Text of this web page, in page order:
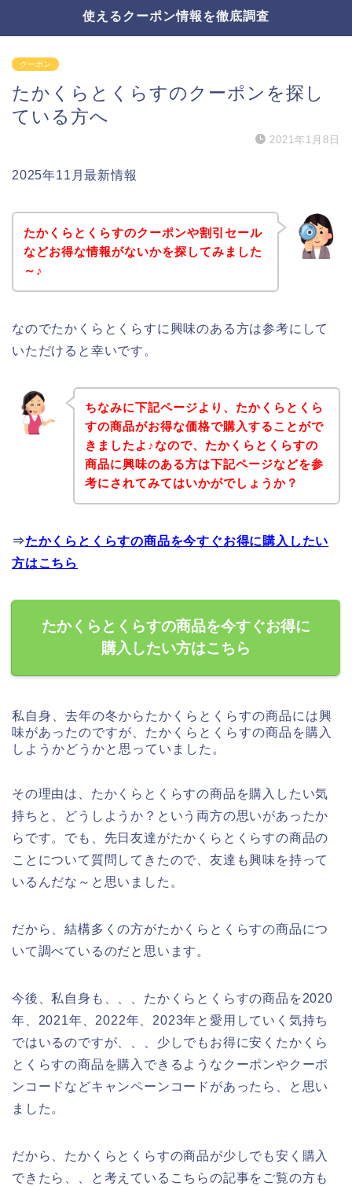
使えるクーポン情報を徹底調査
クーポン
たかくらとくらすのクーポンを探し
ている方へ
2021年1月8日
2025年11月最新情報
たかくらとくらすのクーポンや割引セール
などお得な情報がないかを探してみました
～♪
なのでたかくらとくらすに興味のある方は参考にして
いただけると幸いです。
ちなみに下記ページより、たかくらとくら
すの商品がお得な価格で購入することがで
きましたよ♪なので、たかくらとくらすの
商品に興味のある方は下記ページなどを参
考にされてみてはいかがでしょうか？
⇒たかくらとくらすの商品を今すぐお得に購入したい
方はこちら
たかくらとくらすの商品を今すぐお得に
購入したい方はこちら
私自身、去年の冬からたかくらとくらすの商品には興
味があったのですが、たかくらとくらすの商品を購入
しようかどうかと思っていました。
その理由は、たかくらとくらすの商品を購入したい気
持ちと、どうしようか？という両方の思いがあったか
らです。でも、先日友達がたかくらとくらすの商品の
ことについて質問してきたので、友達も興味を持って
いるんだな～と思いました。
だから、結構多くの方がたかくらとくらすの商品につ
いて調べているのだと思います。
今後、私自身も、、、たかくらとくらすの商品を2020
年、2021年、2022年、2023年と愛用していく気持ち
ではいるのですが、、、少しでもお得に安くたかくら
とくらすの商品を購入できるようなクーポンやクーポ
ンコードなどキャンペーンコードがあったら、と思い
ました。
だから、たかくらとくらすの商品が少しでも安く購入
できたら、、と考えているこちらの記事をご覧の方も